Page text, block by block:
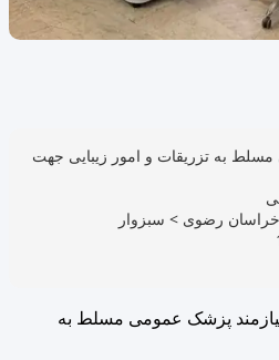
به تزریقات و امور زیبایی جهت
خراسان رضوی > سبزوار
پزشک عمومی مسلط به